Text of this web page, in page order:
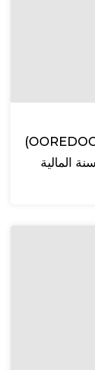
موبايل الوطنية الفلسطينية للاتصالات (OOREDOO)
المالية